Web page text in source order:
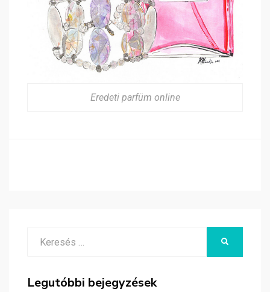
Eredeti parfüm online
Legutóbbi bejegyzések